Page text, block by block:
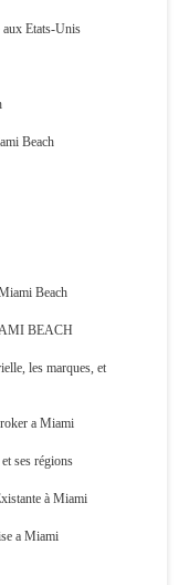
aux Etats-Unis
Beach
Beach
BEACH
les marques, et
a Miami
ses régions
à Miami
a Miami